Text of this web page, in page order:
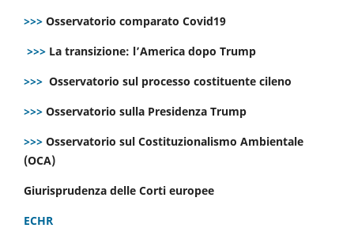
>>> Osservatorio comparato Covid19
>>> La transizione: l’America dopo Trump
>>> Osservatorio sul processo costituente cileno
>>> Osservatorio sulla Presidenza Trump
>>> Osservatorio sul Costituzionalismo Ambientale
(OCA)
Giurisprudenza delle Corti europee
ECHR